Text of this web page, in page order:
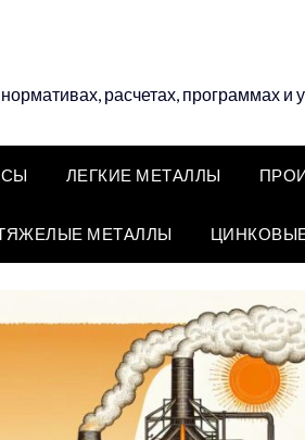
расчетах, программах и
ЛЕГКИЕ МЕТАЛЛЫ
МЕТАЛЛЫ